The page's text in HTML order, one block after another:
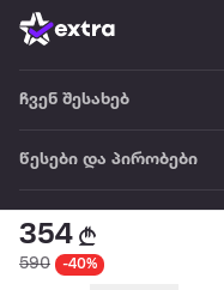
354
590 -40%
ჩვენ შესახებ
წესები და პირობები
პარტნიორებისთვის
ტრენდული